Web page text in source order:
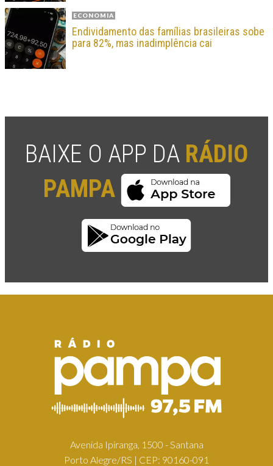
ECONOMIA
Endividamento das famílias brasileiras sobe
para 82%, mas inadimplência cai
BAIXE O APP DA RÁDIO
PAMPA
Avenida Ipiranga, 1500 - Santana
Porto Alegre/RS | CEP: 90160-091